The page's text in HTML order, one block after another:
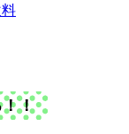
！